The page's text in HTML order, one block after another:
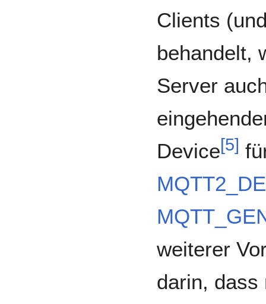
Clients
behandelt,
Server
Device[5]
weiterer
darin, dass